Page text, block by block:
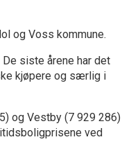
og Voss kommune.
siste årene har det
kjøpere og særlig i
og Vestby (7 929 286)
ved